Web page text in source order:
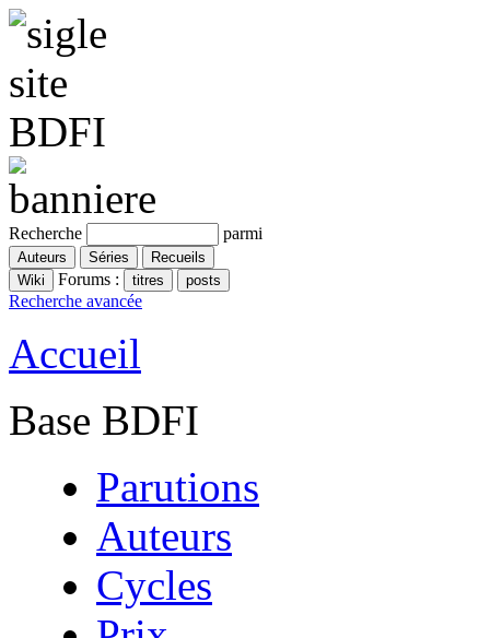
Recherche parmi
Forums :
Recherche avancée
Accueil
Base BDFI
Parutions
Auteurs
Cycles